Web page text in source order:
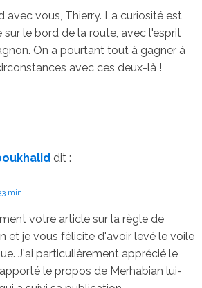
avec vous, Thierry. La curiosité est
le bord de la route, avec l'esprit
On a pourtant tout à gagner à
avec ces deux-là !
dit :
min
votre article sur la règle de
et je vous félicite d'avoir levé le voile
J'ai particulièrement apprécié le
le propos de Merhabian lui-